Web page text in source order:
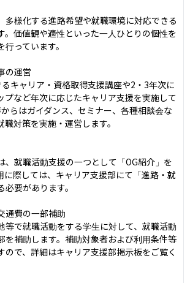
多様化する進路希望や就職環境に対応できる
。価値観や適性といった一人ひとりの個性を
っています。
の運営
キャリア・資格取得支援講座や2・3年次に
プなど年次に応じたキャリア支援を実施して
らはガイダンス、セミナー、各種相談会な
対策を実施・運営します。
、就職活動支援の一つとして「OG紹介」を
に際しては、キャリア支援部にて「進路・就
要があります。
通費の一部補助
等で就職活動をする学生に対して、就職活動
を補助します。補助対象者および利用条件等
ので、詳細はキャリア支援部掲示板をご覧く